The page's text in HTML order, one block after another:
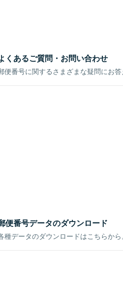
くあるご質問・お問い合わせ
便番号に関するさまざまな疑問にお答
便番号データのダウンロード
種データのダウンロードはこちらから